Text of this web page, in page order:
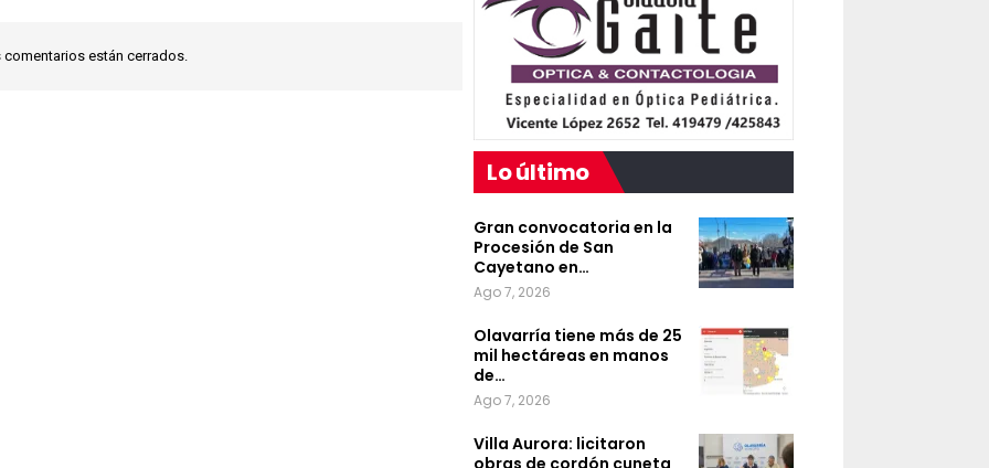
comentarios están cerrados.
Lo último
Gran convocatoria en la
Procesión de San
Cayetano en…
Ago 7, 2026
Olavarría tiene más de 25
mil hectáreas en manos
de…
Ago 7, 2026
Villa Aurora: licitaron